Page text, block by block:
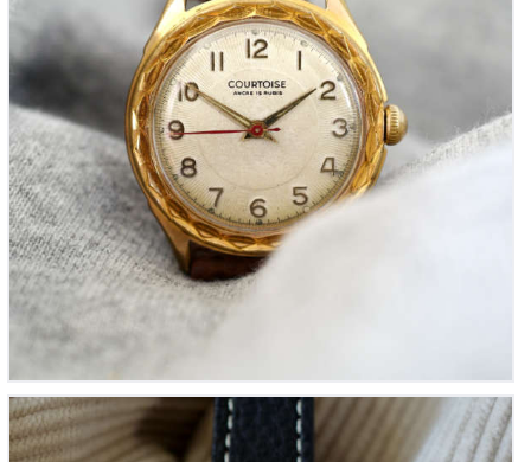
Bally vintage ‘La Plongée Française’